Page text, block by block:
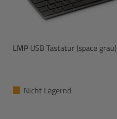
LMP USB Tastatur (space grau)
Nicht Lagernd